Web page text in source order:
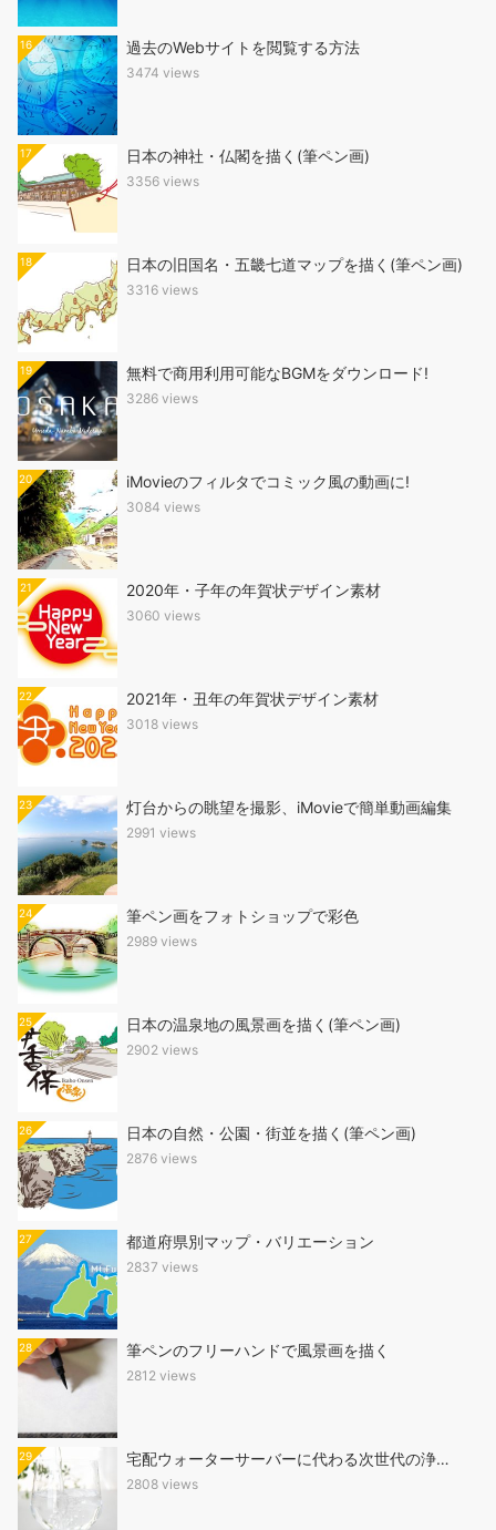
16 過去のWebサイトを閲覧する方法
3474 views
17 日本の神社・仏閣を描く(筆ペン画)
3356 views
18 日本の旧国名・五畿七道マップを描く(筆ペン画)
3316 views
19 無料で商用利用可能なBGMをダウンロード!
3286 views
20 iMovieのフィルタでコミック風の動画に!
3084 views
21 2020年・子年の年賀状デザイン素材
3060 views
22 2021年・丑年の年賀状デザイン素材
3018 views
23 灯台からの眺望を撮影、iMovieで簡単動画編集
2991 views
24 筆ペン画をフォトショップで彩色
2989 views
25 日本の温泉地の風景画を描く(筆ペン画)
2902 views
26 日本の自然・公園・街並を描く(筆ペン画)
2876 views
27 都道府県別マップ・バリエーション
2837 views
28 筆ペンのフリーハンドで風景画を描く
2812 views
29 宅配ウォーターサーバーに代わる次世代の浄…
2808 views